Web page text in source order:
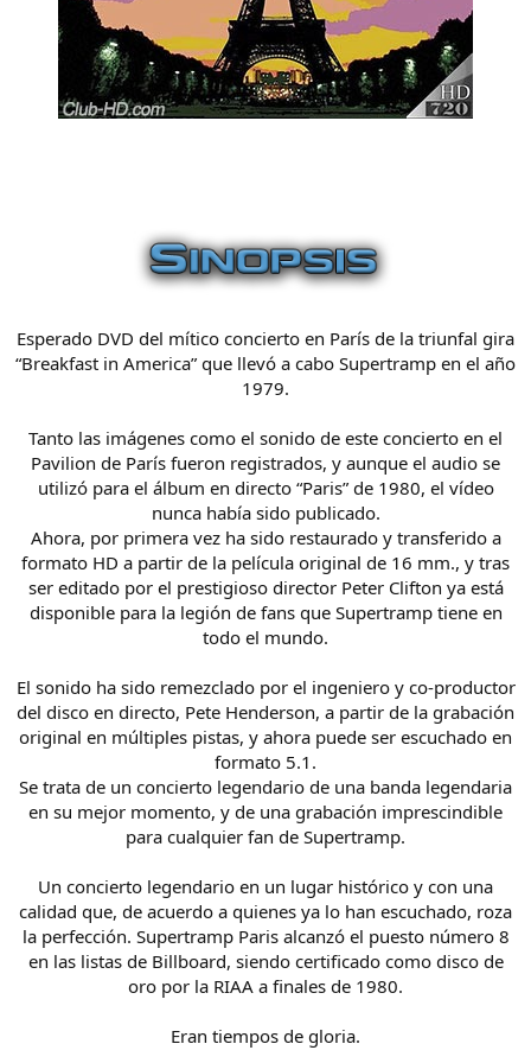
Esperado DVD del mítico concierto en París de la triunfal gira
“Breakfast in America” que llevó a cabo Supertramp en el año
1979.
Tanto las imágenes como el sonido de este concierto en el
Pavilion de París fueron registrados, y aunque el audio se
utilizó para el álbum en directo “Paris” de 1980, el vídeo
nunca había sido publicado.
Ahora, por primera vez ha sido restaurado y transferido a
formato HD a partir de la película original de 16 mm., y tras
ser editado por el prestigioso director Peter Clifton ya está
disponible para la legión de fans que Supertramp tiene en
todo el mundo.
El sonido ha sido remezclado por el ingeniero y co-productor
del disco en directo, Pete Henderson, a partir de la grabación
original en múltiples pistas, y ahora puede ser escuchado en
formato 5.1.
Se trata de un concierto legendario de una banda legendaria
en su mejor momento, y de una grabación imprescindible
para cualquier fan de Supertramp.
Un concierto legendario en un lugar histórico y con una
calidad que, de acuerdo a quienes ya lo han escuchado, roza
la perfección. Supertramp Paris alcanzó el puesto número 8
en las listas de Billboard, siendo certificado como disco de
oro por la RIAA a finales de 1980.
Eran tiempos de gloria.